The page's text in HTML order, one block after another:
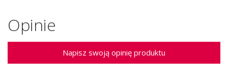
Opinie
Napisz swoją opinię produktu